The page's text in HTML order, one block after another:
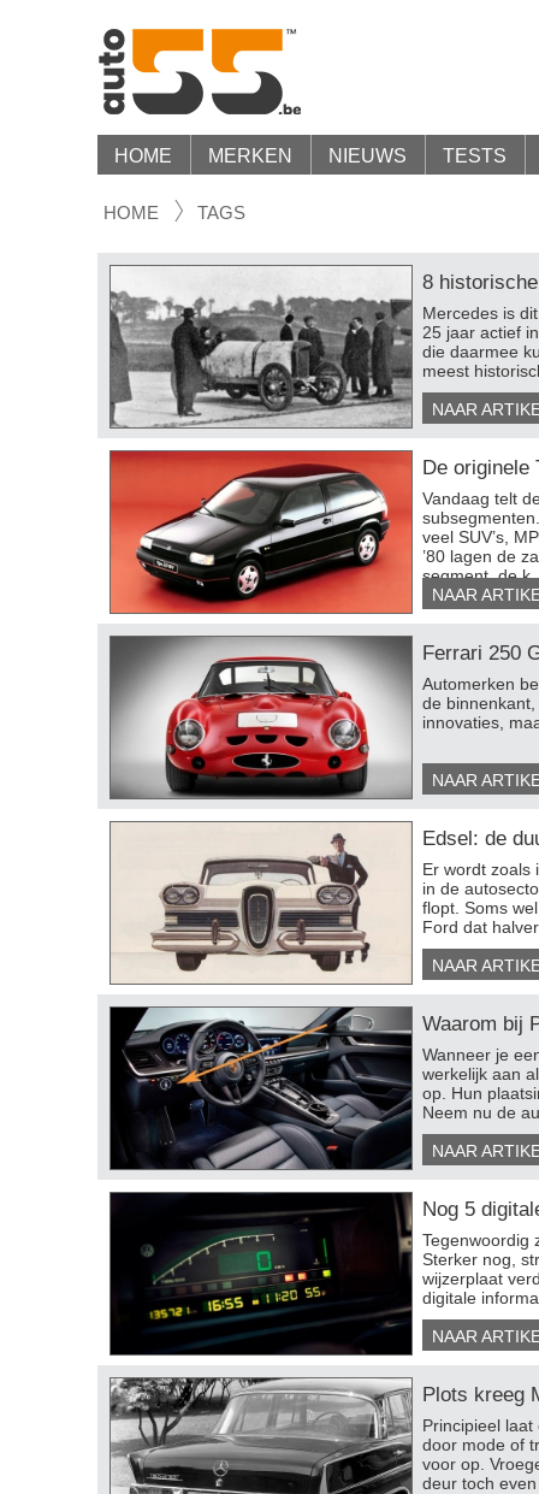
HOME MERKEN NIEUWS TESTS
HOME TAGS
8
Mercedes is
25 jaar actief
die daarmee
meest
NAAR
De originele
​Vandaag telt
veel SUV’s,
’80 lagen de
segment, de
NAAR
Ferrari 250
Automerken
de
innovaties,
NAAR
Edsel: de
​Er wordt zoals
in de
flopt. Soms
Ford dat
NAAR
Waarom bij
​Wanneer je
werkelijk aan
op. Hun
Neem nu de
NAAR
Nog 5
Tegenwoordig
Sterker nog,
wijzerplaat
digitale
NAAR
Plots kreeg
​Principieel
door mode of
voor op.
deur toch